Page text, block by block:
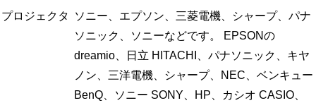
プロジェクタ
ソニー、エプソン、三菱電機、シャープ、パナ
ソニック、ソニーなどです。 EPSONの
dreamio、日立 HITACHI、パナソニック、キヤ
ノン、三洋電機、シャープ、NEC、ベンキュー
BenQ、ソニー SONY、HP、カシオ CASIO、